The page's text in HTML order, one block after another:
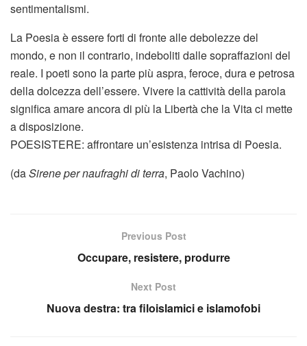
sentimentalismi.
La Poesia è essere forti di fronte alle debolezze del
mondo, e non il contrario, indeboliti dalle sopraffazioni del
reale. I poeti sono la parte più aspra, feroce, dura e petrosa
della dolcezza dell’essere. Vivere la cattività della parola
significa amare ancora di più la Libertà che la Vita ci mette
a disposizione.
POESISTERE: affrontare un’esistenza intrisa di Poesia.
(daSirene per naufraghi di terra, Paolo Vachino)
Previous Post
Occupare, resistere, produrre
Next Post
Nuova destra: tra filoislamici e islamofobi